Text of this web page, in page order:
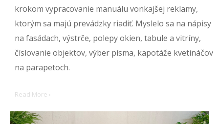
krokom vypracovanie manuálu vonkajšej reklamy,
ktorým sa majú prevádzky riadiť. Myslelo sa na nápisy
na fasádach, výstrče, polepy okien, tabule a vitríny,
číslovanie objektov, výber písma, kapotáže kvetináčov
na parapetoch.
Read More ›